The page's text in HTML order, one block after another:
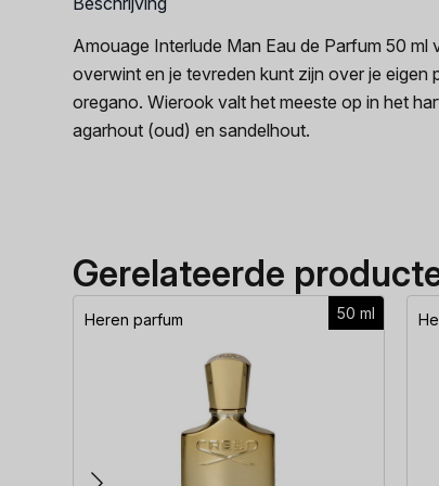
Amouage Interlude Man Eau de Parfum 50
overwint en je tevreden kunt zijn over je eigen
oregano. Wierook valt het meeste op in het
agarhout (oud) en sandelhout.
Gerelateerde
50 ml
Heren parfum